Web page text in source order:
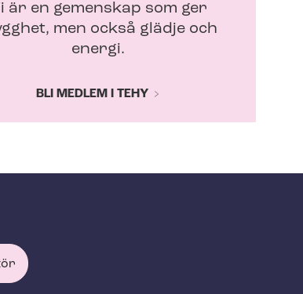
är en gemenskap som ger
men också glädje och
energi.
BLI MEDLEM I TEHY